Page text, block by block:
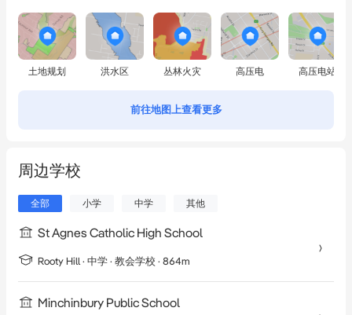
土地规划 洪水区 丛林火灾 高压电 高压电站
前往地图上查看更多
周边学校
全部 小学 中学 其他
St Agnes Catholic High School
Rooty Hill· 中学 · 教会学校 · 864m
Minchinbury Public School